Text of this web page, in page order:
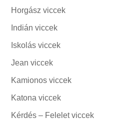
Horgász viccek
Indián viccek
Iskolás viccek
Jean viccek
Kamionos viccek
Katona viccek
Kérdés – Felelet viccek